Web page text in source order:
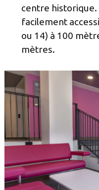
centre historique.
facilement
ou 14) à 100
mètres.